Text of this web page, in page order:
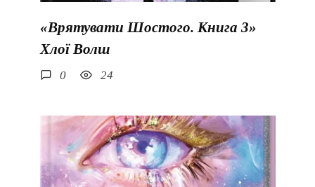
«Врятувати Шостого. Книга 3»
Хлої Волш
0 24